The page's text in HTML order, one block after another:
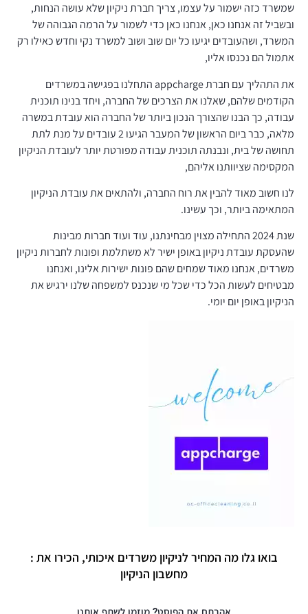
שמשרד כזה ישמור על עצמו, צריך חברת ניקיון שלא עושה הנחות,
ובשביל זה אנחנו כאן, אנחנו כאן כדי לשמור על הרמה הגבוהה של
המשרד, ושהעובדים יגיעו כל יום שוב ושוב למשרד נקי וחדש כאילו רק
אתמול הם נכנסו אליו,
את התהליך עם חברת appcharge התחלנו בפגישה במשרדים
הקודמים שלהם, שאלנו את הצרכים של החברה, ויחד בנינו תוכנית
עבודה, כך הבנו שהצורך הנכון ביותר של החברה הוא עובדת במשרה
מלאה, כבר ביום הראשון של המעבר הגיעו 2 עובדים על מנת לתת
תחושה של בית, ונבנתה תוכנית עבודה מפורטת יותר לעובדת הניקיון
המקסימה שציוותנו אליהם,
לנו חשוב מאוד להבין את רוח החברה, ולהתאים את עובדת הניקיון
המתאימה ביותר, וכך עשינו.
שנת 2024 התחילה מצוין מבחינתנו, עוד ועוד חברות מבינות
שהעסקת עובדת ניקיון באופן ישיר לא משתלמת ופונות לחברות ניקיון
משרדים, אנחנו מאוד שמחים שהם פונות ישירות אלינו, ואנחנו
מבטיחים לעשות הכל כדי שכל מי שנכנס למשפחה שלנו ירגיש את
הניקיון באופן יום יומי.
בואו גלו מה המחיר לניקיון משרדים איכותי, הכירו את :
מחשבון הניקיון